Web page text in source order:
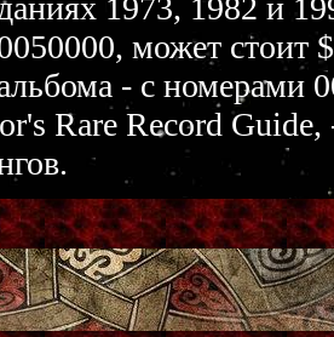
1973, 1982 и
может стоит
- с номерами
Rare Record Guide,